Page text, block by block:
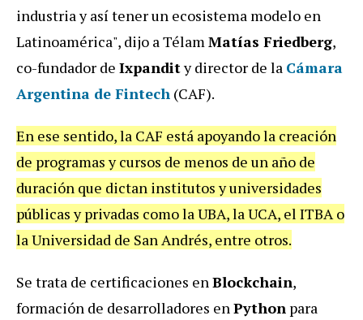
industria y así tener un ecosistema modelo en
Latinoamérica", dijo a TélamMatías Friedberg,
co-fundador de Ixpandity director de la Cámara
Argentina de Fintech (CAF).
En ese sentido, la CAF está apoyando la creación
de programas y cursos de menos de un año de
duración que dictan institutos y universidades
públicas y privadas como la UBA, la UCA, el ITBA o
la Universidad de San Andrés, entre otros.
Se trata de certificaciones enBlockchain,
formación de desarrolladores enPython para